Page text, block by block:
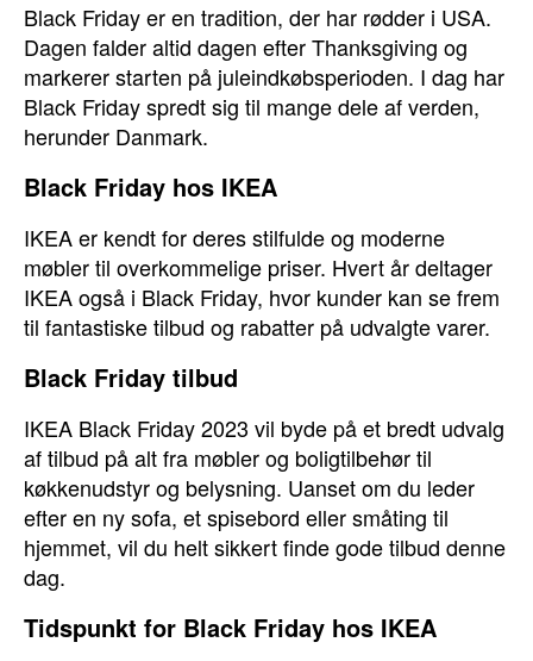
Black Friday er en tradition, der har rødder i USA.
Dagen falder altid dagen efter Thanksgiving og
markerer starten på juleindkøbsperioden. I dag har
Black Friday spredt sig til mange dele af verden,
herunder Danmark.
Black Friday hos IKEA
IKEA er kendt for deres stilfulde og moderne
møbler til overkommelige priser. Hvert år deltager
IKEA også i Black Friday, hvor kunder kan se frem
til fantastiske tilbud og rabatter på udvalgte varer.
Black Friday tilbud
IKEA Black Friday 2023 vil byde på et bredt udvalg
af tilbud på alt fra møbler og boligtilbehør til
køkkenudstyr og belysning. Uanset om du leder
efter en ny sofa, et spisebord eller småting til
hjemmet, vil du helt sikkert finde gode tilbud denne
dag.
Tidspunkt for Black Friday hos IKEA